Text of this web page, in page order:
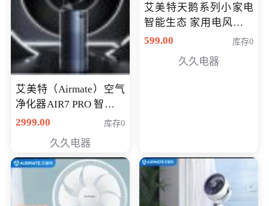
艾美特（Airmate）空气
净化器AIR7 PRO 智能全
屋空气循环负离子旗舰
2999.00 库存0
久久电器
艾美特天鹅系列小家电
智能生态 家用电风扇直
流变频节能轻音空气循
鹅，白天鹅智能)
599.00 库存0
久久电器